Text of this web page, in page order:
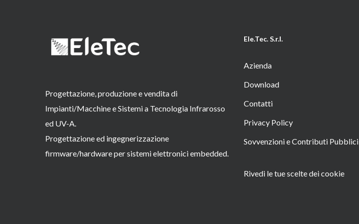
Progettazione, produzione e vendita di
Impianti/Macchine e Sistemi a Tecnologia Infrarosso
ed UV-A.
Progettazione ed ingegnerizzazione
firmware/hardware per sistemi elettronici embedded.
Ele.Tec. S.r.l.
Azienda
Download
Contatti
Privacy Policy
Sovvenzioni e Contributi Pubblici
Rivedi le tue scelte dei cookie